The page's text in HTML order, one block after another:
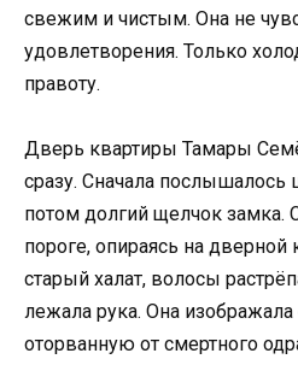
свежим и чистым. Она не
удовлетворения. Только
правоту.
Дверь квартиры Тамары
сразу. Сначала послышалось
потом долгий щелчок замка.
пороге, опираясь на дверной
старый халат, волосы
лежала рука. Она изображала
оторванную от смертного